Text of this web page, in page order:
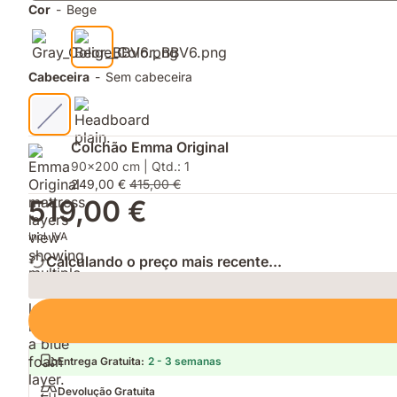
qualidade.
Cor - Bege
Cabeceira - Sem cabeceira
Colchão Emma Original
90x200 cm | Qtd.: 1
249,00 € 415,00 €
519,00 €
Incl. IVA
Calculando o preço mais recente...
Loading
Entrega Gratuita: 2 - 3 semanas
Devolução Gratuita